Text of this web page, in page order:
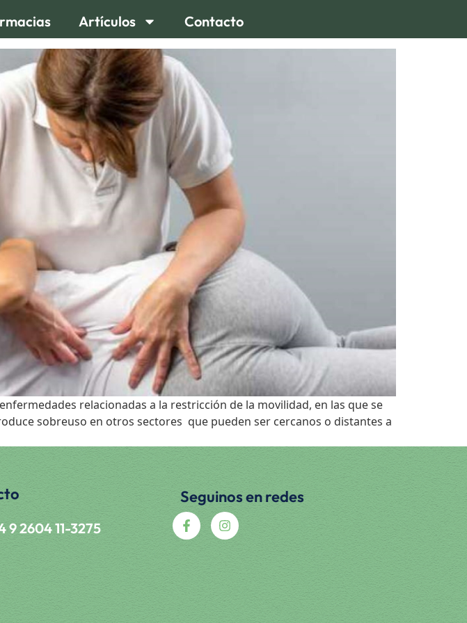
Artículos Contacto
relacionadas a la restricción de la movilidad, en las que se
sobreuso en otros sectores que pueden ser cercanos o distantes a
9 2604 11-3275
Seguinos en redes